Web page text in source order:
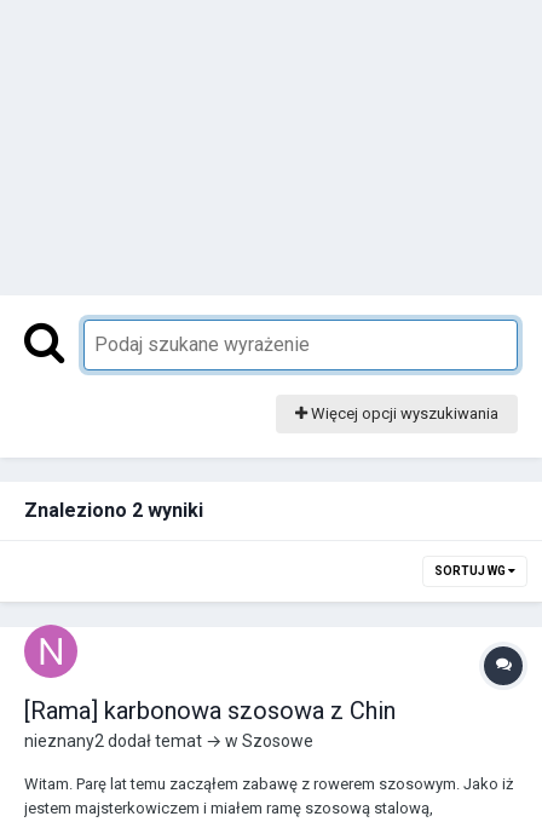
Więcej opcji wyszukiwania
Znaleziono 2 wyniki
SORTUJ WG
[Rama] karbonowa szosowa z Chin
nieznany2 dodał temat → w Szosowe
Witam. Parę lat temu zacząłem zabawę z rowerem szosowym. Jako iż
jestem majsterkowiczem i miałem ramę szosową stalową,